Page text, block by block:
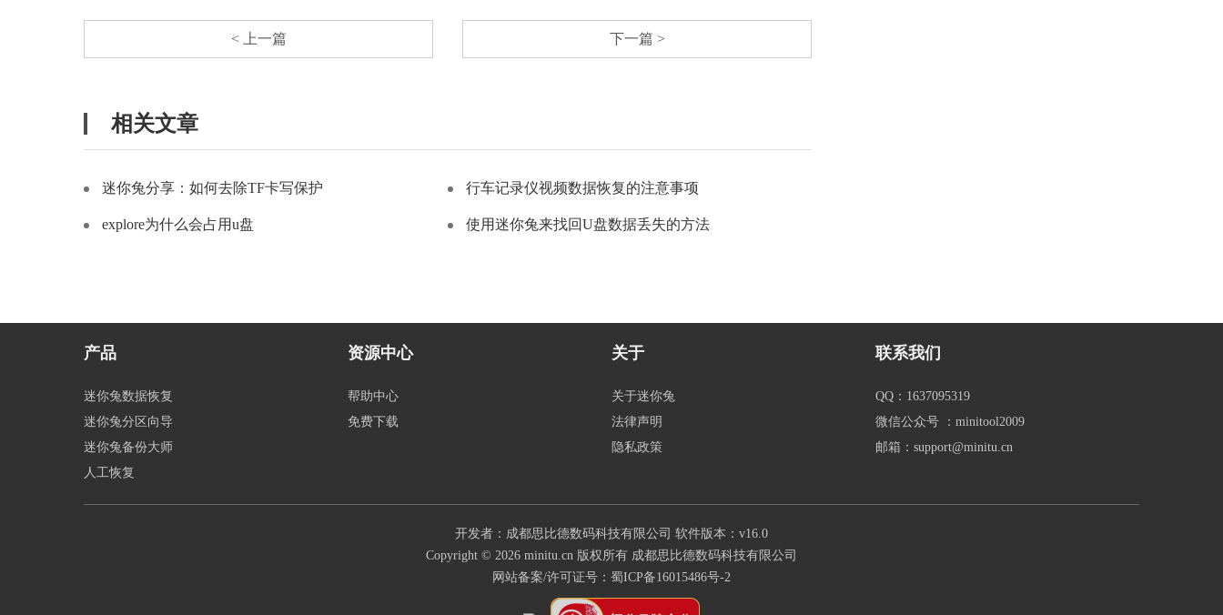
< 上一篇 下一篇 >
相关文章
迷你兔分享：如何去除TF卡写保护 行车记录仪视频数据恢复的注意事项
explore为什么会占用u盘 使用迷你兔来找回U盘数据丢失的方法
产品
迷你兔数据恢复
迷你兔分区向导
迷你兔备份大师
人工恢复
资源中心
帮助中心
免费下载
关于
关于迷你兔
法律声明
隐私政策
联系我们
QQ：1637095319
微信公众号 ：minitool2009
邮箱：support@minitu.cn
开发者：成都思比德数码科技有限公司 软件版本：v16.0
Copyright © 2026 minitu.cn 版权所有 成都思比德数码科技有限公司
网站备案/许可证号： 蜀ICP备16015486号-2